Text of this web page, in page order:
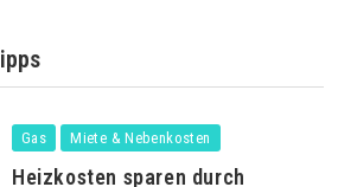
Gas Miete & Nebenkosten
Heizkosten sparen durch